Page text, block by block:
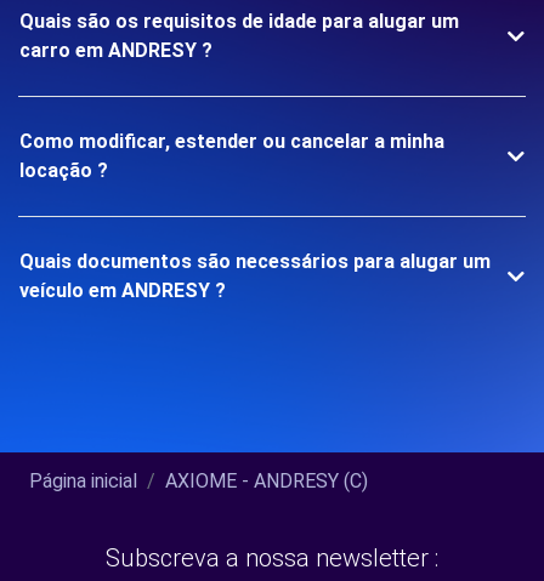
Quais são os requisitos de idade para alugar um
carro em ANDRESY ?
Como modificar, estender ou cancelar a minha
locação ?
Quais documentos são necessários para alugar um
veículo em ANDRESY ?
Página inicial AXIOME - ANDRESY (C)
Subscreva a nossa newsletter :